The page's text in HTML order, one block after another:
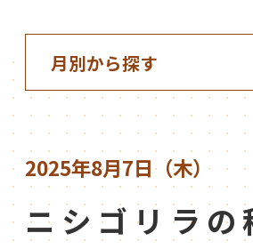
2025年8月7日（木）
ニシゴリラ